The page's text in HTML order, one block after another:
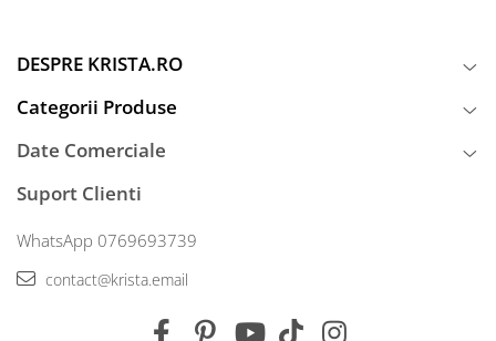
DESPRE KRISTA.RO
Categorii Produse
Date Comerciale
Suport Clienti
WhatsApp 0769693739
contact@krista.email